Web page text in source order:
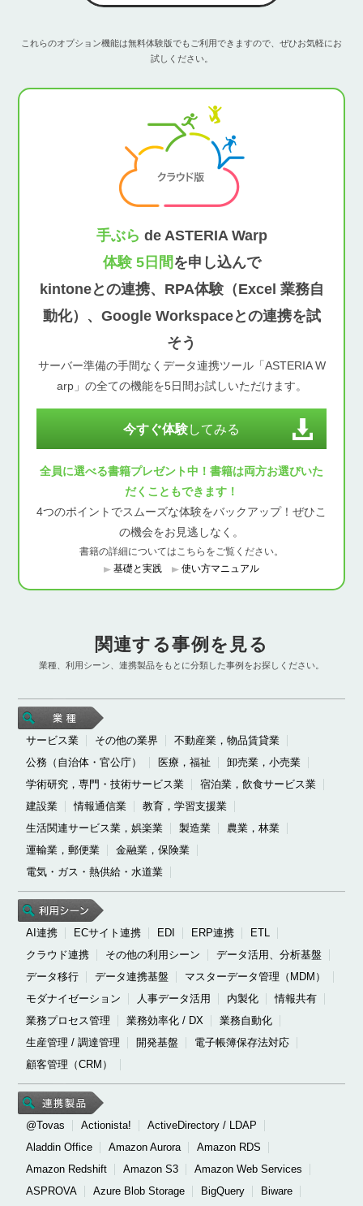
これらのオプション機能は無料体験版でもご利用できますので、ぜひお気軽にお
試しください。
手ぶら de ASTERIA Warp
体験 5日間を申し込んで
kintoneとの連携、RPA体験（Excel 業務自
動化）、Google Workspaceとの連携を試
そう
サーバー準備の手間なくデータ連携ツール「ASTERIA W
arp」の全ての機能を5日間お試しいただけます。
今すぐ体験してみる
全員に選べる書籍プレゼント中！書籍は両方お選びいた
だくこともできます！
4つのポイントでスムーズな体験をバックアップ！ぜひこ
の機会をお見逃しなく。
書籍の詳細についてはこちらをご覧ください。
基礎と実践
使い方マニュアル
関連する事例を見る
業種、利用シーン、連携製品をもとに分類した事例をお探しください。
サービス業 その他の業界
不動産業，物品賃貸業
公務（自治体・官公庁）
医療，福祉
卸売業，小売業
学術研究，専門・技術サービス業
宿泊業，飲食サービス業
建設業
情報通信業
教育，学習支援業
生活関連サービス業，娯楽業
製造業
農業，林業
運輸業，郵便業
金融業，保険業
電気・ガス・熱供給・水道業
AI連携 ECサイト連携 EDI ERP連携
ETL
クラウド連携
その他の利用シーン
データ活用、分析基盤
データ移行
データ連携基盤
マスターデータ管理（MDM）
モダナイゼーション
人事データ活用 内製化
情報共有
業務プロセス管理
業務効率化 / DX
業務自動化
生産管理 / 調達管理
開発基盤
電子帳簿保存法対応
顧客管理（CRM）
@Tovas Actionista!
ActiveDirectory / LDAP
Aladdin Office
Amazon Aurora
Amazon RDS
Amazon Redshift
Amazon S3
Amazon Web Services
ASPROVA
Azure Blob Storage BigQuery
Biware